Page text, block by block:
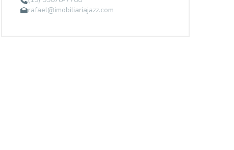
rafael@imobiliariajazz.com